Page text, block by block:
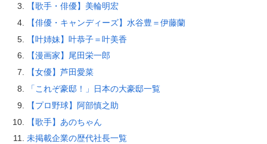
【歌手・俳優】美輪明宏
【俳優・キャンディーズ】水谷豊＝伊藤蘭
【叶姉妹】叶恭子＝叶美香
【漫画家】尾田栄一郎
【女優】芦田愛菜
「これぞ豪邸！」日本の大豪邸一覧
【プロ野球】阿部慎之助
【歌手】あのちゃん
未掲載企業の歴代社長一覧